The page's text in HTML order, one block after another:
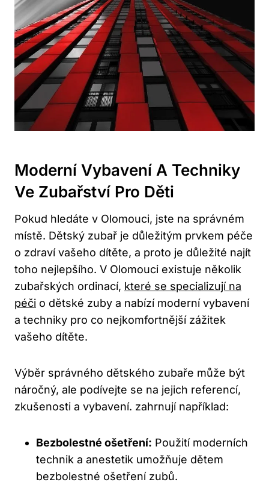
Moderní Vybavení A Techniky
Ve Zubařství Pro Děti
Pokud hledáte v Olomouci, jste na správném
místě. Dětský zubař je důležitým prvkem péče
o zdraví vašeho dítěte, a proto je důležité najít
toho nejlepšího. V Olomouci existuje několik
zubařských ordinací, které se specializují na
péči o dětské zuby a nabízí moderní vybavení
a techniky pro co nejkomfortnější zážitek
vašeho dítěte.
Výběr správného dětského zubaře může být
náročný, ale podívejte se na jejich referencí,
zkušenosti a vybavení. zahrnují například:
Bezbolestné ošetření: Použití moderních
technik a anestetik umožňuje dětem
bezbolestné ošetření zubů.